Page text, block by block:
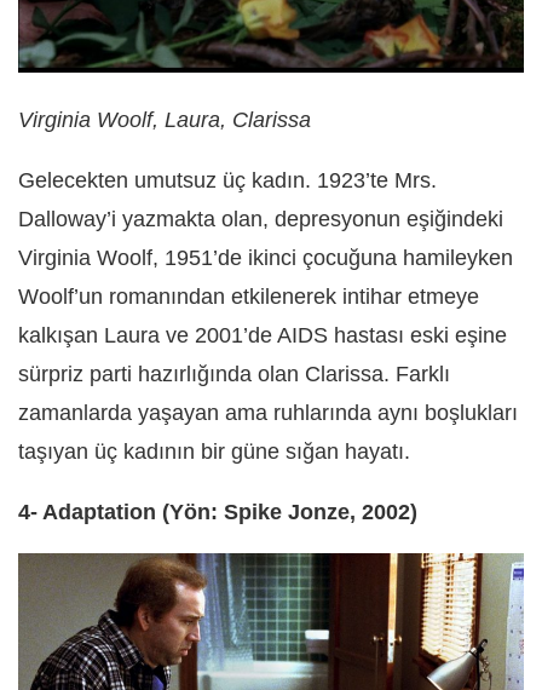
Virginia Woolf, Laura, Clarissa
Gelecekten umutsuz üç kadın. 1923’te Mrs.
Dalloway’i yazmakta olan, depresyonun eşiğindeki
Virginia Woolf, 1951’de ikinci çocuğuna hamileyken
Woolf’un romanından etkilenerek intihar etmeye
kalkışan Laura ve 2001’de AIDS hastası eski eşine
sürpriz parti hazırlığında olan Clarissa. Farklı
zamanlarda yaşayan ama ruhlarında aynı boşlukları
taşıyan üç kadının bir güne sığan hayatı.
4- Adaptation (Yön: Spike Jonze, 2002)